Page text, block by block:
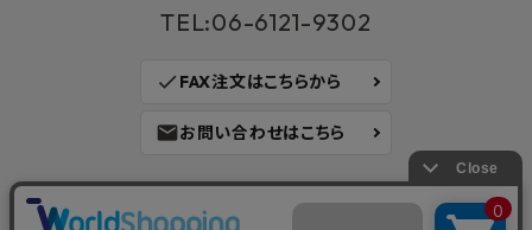
TEL:06-6121-9302
check FAX注文はこちらから
mailお問い合わせはこちら